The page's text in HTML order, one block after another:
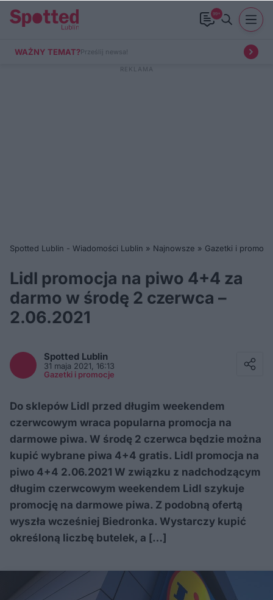
99+
WAŻNY TEMAT?Prześlij newsa!
Spotted Lublin - Wiadomości Lublin » Najnowsze » Gazetki i
Lidl promocja na piwo 4+4 za
darmo w środę 2 czerwca –
2.06.2021
Spotted Lublin
31 maja 2021, 16:13
Gazetki i promocje
Do sklepów Lidl przed długim weekendem
czerwcowym wraca popularna promocja na
darmowe piwa. W środę 2 czerwca będzie można
kupić wybrane piwa 4+4 gratis. Lidl promocja na
piwo 4+4 2.06.2021 W związku z nadchodzącym
długim czerwcowym weekendem Lidl szykuje
promocję na darmowe piwa. Z podobną ofertą
wyszła wcześniej Biedronka. Wystarczy kupić
określoną liczbę butelek, a […]